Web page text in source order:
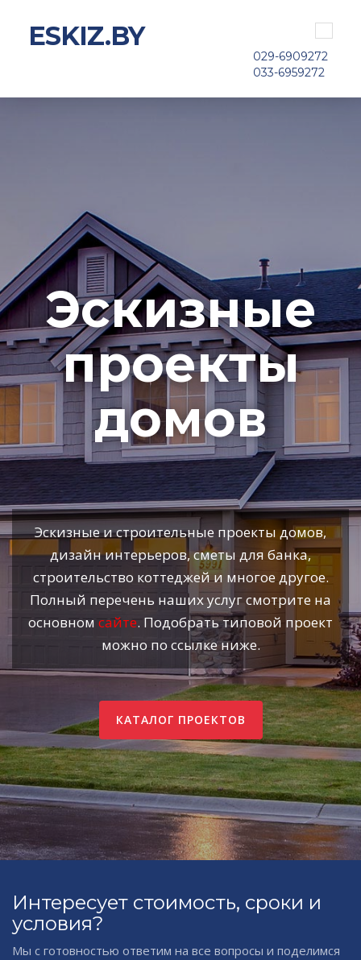
Toggle
ESKIZ.BY
029-6909272
033-6959272
Эскизные
проекты
домов
Эскизные и строительные проекты домов,
дизайн интерьеров, сметы для банка,
строительство коттеджей и многое другое.
Полный перечень наших услуг смотрите на
основном сайте. Подобрать типовой проект
можно по ссылке ниже.
КАТАЛОГ ПРОЕКТОВ
Интересует стоимость, сроки и
условия?
Мы с готовностью ответим на все вопросы и поделимся